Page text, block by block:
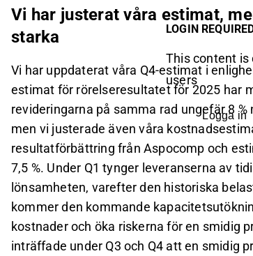
Vi har justerat våra estimat,
starka
Vi har uppdaterat våra Q4-estimat i
estimat för rörelseresultatet för 2025 har
revideringarna på samma rad ungefär 8
men vi justerade även våra
resultatförbättring från Aspocomp och
7,5 %. Under Q1 tynger leveranserna av
lönsamheten, varefter den historiska
kommer den kommande
kostnader och öka riskerna för en smidig
inträffade under Q3 och Q4 att en smidig
LOGIN
This content is
users
Logga in